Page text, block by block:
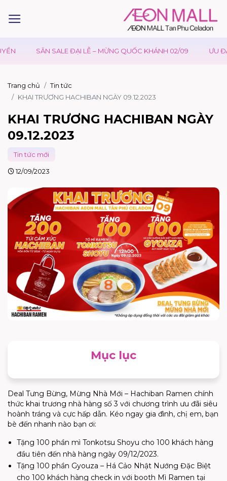
SĂN SALE ĐẠI LỄ – MỪNG QUỐC KHÁNH 02/09 ƯU ĐÃI
Trang chủ
Tin tức
KHAI TRƯƠNG HACHIBAN NGÀY 09.12.2023
KHAI TRƯƠNG HACHIBAN NGÀY
09.12.2023
Tin tức mới
12/09/2023
Mục lục
Deal Tưng Bừng, Mừng Nhà Mới – Hachiban Ramen chính
thức khai trương nhà hàng số 3 với chương trình ưu đãi siêu
hoành tráng và cực hấp dẫn. Kéo ngay gia đình, chị em, bạn
bè đến nhanh nào bạn ơi:
Tặng 100 phần mì Tonkotsu Shoyu cho 100 khách hàng
đầu tiên đến nhà hàng ngày 09/12/2023.
Tặng 100 phần Gyouza – Há Cảo Nhật Nướng Đặc Biệt
cho 100 khách hàng check in với booth Mì Ramen tại